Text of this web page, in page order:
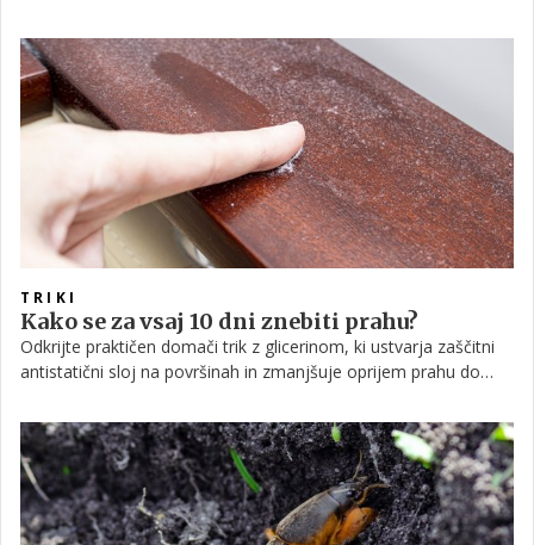
omogočajo hitro razmnoževanje in skrivanje v domu.
TRIKI
Kako se za vsaj 10 dni znebiti prahu?
Odkrijte praktičen domači trik z glicerinom, ki ustvarja zaščitni
antistatični sloj na površinah in zmanjšuje oprijem prahu do
naporom.